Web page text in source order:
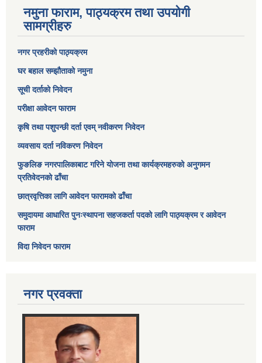
नमुना फाराम, पाठ्यक्रम तथा उपयोगी
सामग्रीहरु
नगर प्रहरीको पाठ्यक्रम
घर बहाल सम्झौताको नमुना
सूची दर्ताको निवेदन
परीक्षा आवेदन फाराम
कृषि तथा पशुपन्छी दर्ता एवम् नवीकरण निवेदन
व्यवसाय दर्ता नविकरण निवेदन
फुङलिङ नगरपालिकाबाट गरिने योजना तथा कार्यक्रमहरुको अनुगमन
प्रतिवेदनको ढाँचा
छात्रवृत्तिका लागि आवेदन फारामको ढाँचा
समुदायमा आधारित पुनःस्थापना सहजकर्ता पदको लागि पाठ्यक्रम र आवेदन
फाराम
विदा निवेदन फाराम
नगर प्रवक्ता